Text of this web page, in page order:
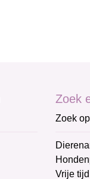
Zoek
Zoek
Vrije tijd